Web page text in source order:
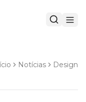
Notícias Design